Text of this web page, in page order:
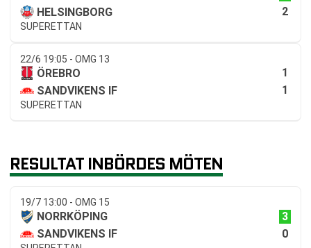
HELSINGBORG
2
SUPERETTAN
22/6 19:05 - OMG 13
ÖREBRO
1
SANDVIKENS IF
1
SUPERETTAN
RESULTAT INBÖRDES MÖTEN
19/7 13:00 - OMG 15
NORRKÖPING
3
SANDVIKENS IF
0